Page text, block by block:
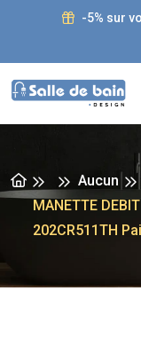
-5% sur
Aucun
MANETTE
202CR511TH